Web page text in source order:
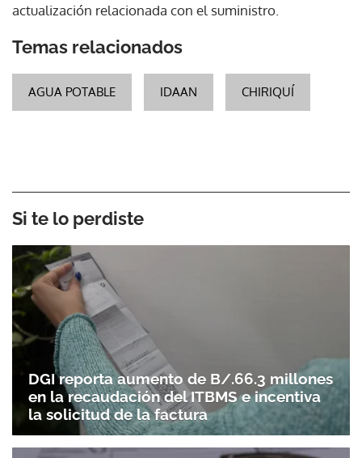
actualización relacionada con el suministro.
Temas relacionados
AGUA POTABLE IDAAN CHIRIQUÍ
Si te lo perdiste
DGI reporta aumento de B/.66.3 millones
en la recaudación del ITBMS e incentiva
la solicitud de la factura